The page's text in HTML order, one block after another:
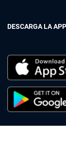
DESCARGA LA APP